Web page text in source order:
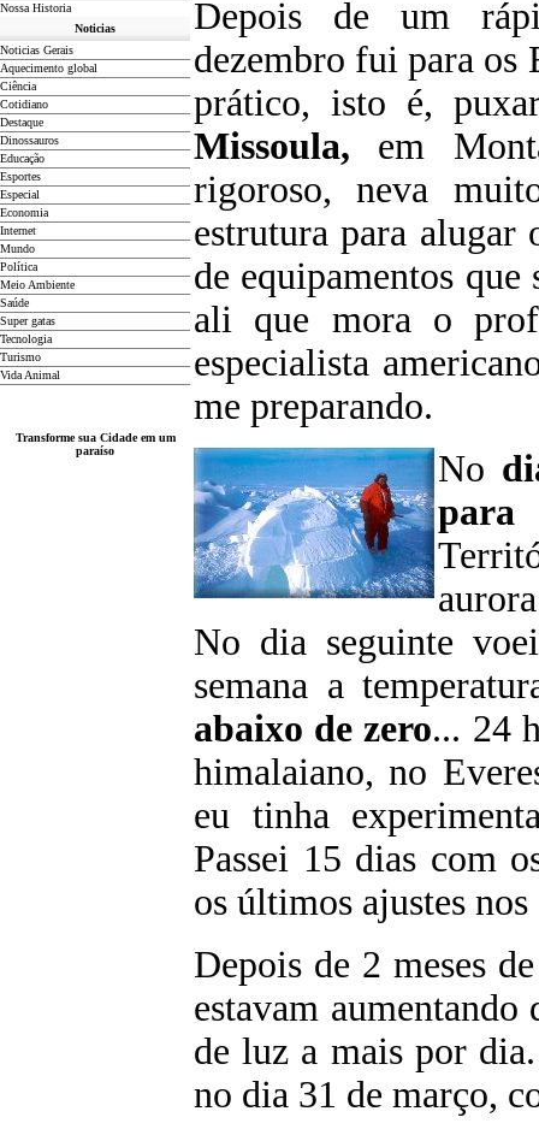
Nossa Historia
Noticias
Noticias Gerais
Aquecimento global
Ciência
Cotidiano
Destaque
Dinossauros
Educação
Esportes
Especial
Economia
Internet
Mundo
Política
Meio Ambiente
Saúde
Super gatas
Tecnologia
Turismo
Vida Animal
Transforme sua Cidade em um
paraíso
Depois de um
dezembro fui para os
prático, isto é,
Missoula, em
rigoroso, neva
estrutura para alugar
de equipamentos
ali que mora o
especialista
me preparando.
No
para
No dia seguinte
semana a
abaixo de zero... 24
himalaiano, no
eu tinha
Passei 15 dias com
os últimos ajustes
Depois de 2 meses
estavam
de luz a mais por
no dia 31 de março,